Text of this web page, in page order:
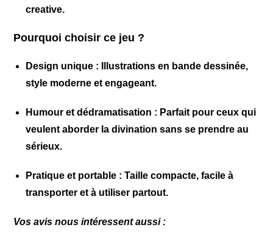
creative.
Pourquoi choisir ce jeu ?
Design unique : Illustrations en bande dessinée,
style moderne et engageant.
Humour et dédramatisation : Parfait pour ceux qui
veulent aborder la divination sans se prendre au
sérieux.
Pratique et portable : Taille compacte, facile à
transporter et à utiliser partout.
Vos avis nous intéressent aussi :